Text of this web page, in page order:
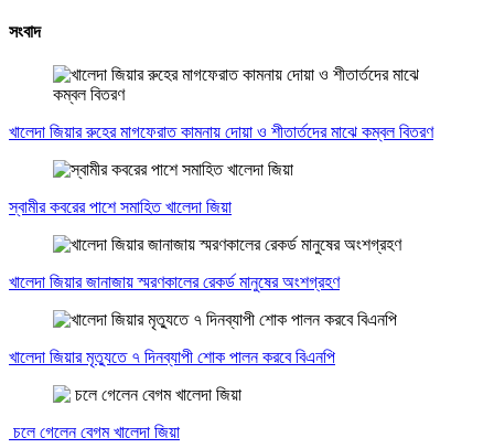
সংবাদ
খালেদা জিয়ার রুহের মাগফেরাত কামনায় দোয়া ও শীতার্তদের মাঝে কম্বল বিতরণ
স্বামীর কবরের পাশে সমাহিত খালেদা জিয়া
খালেদা জিয়ার জানাজায় স্মরণকালের রেকর্ড মানুষের অংশগ্রহণ
খালেদা জিয়ার মৃত্যুতে ৭ দিনব্যাপী শোক পালন করবে বিএনপি
চলে গেলেন বেগম খালেদা জিয়া